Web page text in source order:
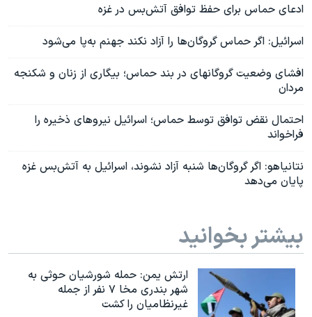
ادعای حماس برای حفظ توافق آتش‌بس در غزه
اسرائیل: اگر حماس گروگا‌ن‌ها را آزاد نکند جهنم به‌پا می‌شود
افشای وضعیت گروگانهای در بند حماس؛ بیگاری از زنان و شکنجه
مردان
احتمال نقض توافق توسط حماس؛ اسرائیل نیروهای ذخیره‌ را
فراخواند
نتانیاهو: اگر گروگان‌ها شنبه آزاد نشوند، اسرائیل به آتش‌بس غزه
پایان می‌دهد
بیشتر بخوانید
ارتش یمن: حمله شورشیان حوثی به
شهر بندری مخا ۷ نفر از جمله
غیرنظامیان را کشت